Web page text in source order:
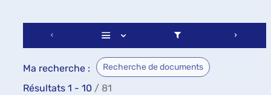
Ma recherche : Recherche de documents
Résultats 1 - 10 / 81